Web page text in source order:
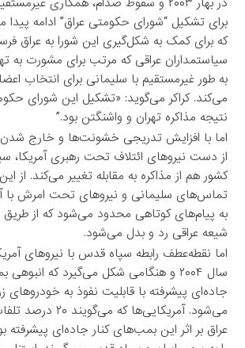
برای تشکیل “شورای حکومتی عراق” ادامه پیدا
که برای کمک به شکل‌گیری این شورا به عراق
سیاستمداران عراقی که مرتب برای مشورت به
به طور غیرمستقیم با سلیمانی برای انتخاب
می‌کند. کراکر می‌گوید: «تشکیل این شورای
نتیجه‌ مذاکره تهران و واشنگتن بود.”
اما با افزایش تدریجی خشونت‌ها و خارج شدن
از دست نیروهای ائتلاف تحت رهبری آمریکا،
کشور هم از مذاکره به مقابله تغییر می‌کند. از
تماس‌های سلیمانی و نیروهای تحت امرش با
به پیام‌های کوتاهی محدود می‌شود که از طریق
شیعه عراقی رد و بدل می‌شود.
اما نقطه‌عطف رابطه سپاه قدس با نیروهای
سال ۲۰۰۴ و هنگامی شکل می‌گیرد که
جاده‌ای پیشرفته با قابلیت نفوذ به خودروهای
می‌شود. آمریکایی‌ها
عراق بر اثر این بمب‌های کنار جاده‌ای پیشرفته